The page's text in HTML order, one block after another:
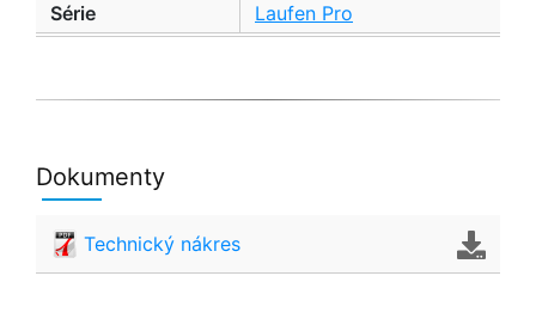
Série Laufen Pro
Dokumenty
Technický nákres